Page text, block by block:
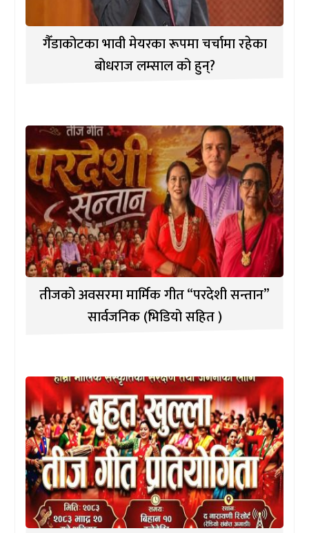
गैँडाकोटका भावी मेयरका रूपमा चर्चामा रहेका
बोधराज लम्साल को हुन्?
तीजको अवसरमा मार्मिक गीत “परदेशी सन्तान”
सार्वजनिक (भिडियो सहित )